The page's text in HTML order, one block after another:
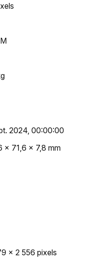
2024, 00:00:00
x 71,6 x 7,8 mm
x 2 556 pixels